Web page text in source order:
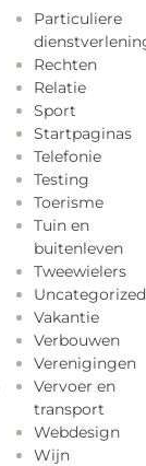
Particuliere
Rechten
Relatie
Sport
Startpaginas
Telefonie
Testing
Toerisme
Tuin en
buitenleven
Tweewielers
Uncategorized
Vakantie
Verbouwen
Verenigingen
Vervoer en
transport
Webdesign
Wijn